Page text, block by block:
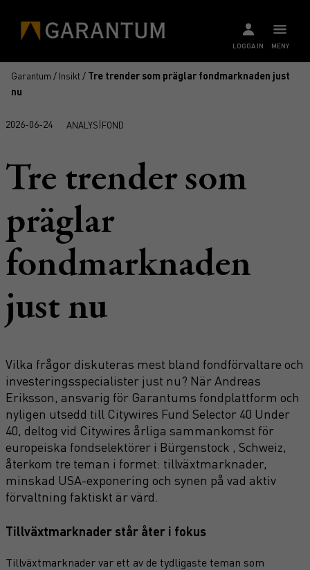
MENY
LOGGA IN
Garantum / Insikt / Tre trender som präglar fondmarknaden just
nu
2026-06-24 ANALYS|FOND
Tre trender som
präglar
fondmarknaden
just nu
Vilka frågor diskuteras mest bland fondförvaltare och
investeringsspecialister just nu? När Andreas
Eriksson, ansvarig för Garantums fondplattform och
nyligen utsedd till Citywires Fund Selector 40 Under
40, deltog vid Citywires årliga sammankomst för
europeiska fondselektörer i Bürgenstock , Schweiz,
återkom tre teman i formet: tillväxtmarknader,
minskad USA-exponering och synen på vad aktiv
förvaltning faktiskt är värd.
Tillväxtmarknader står åter i fokus
Tillväxtmarknader var ett av de tydligaste teman som